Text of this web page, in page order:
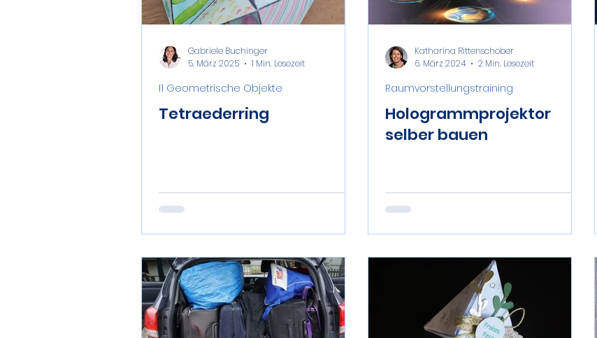
Tetraederring
I1 Geometrische Objekte
Gabriele Buchinger
5. März 2025
1 Min. Lesezeit
Hologrammprojektor
selber bauen
Raumvorstellungstraining
Katharina Rittenschober
6. März 2024
2 Min. Lesezeit